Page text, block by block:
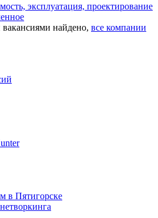
эксплуатация, проектирование
найдено, все компании
в Пятигорске